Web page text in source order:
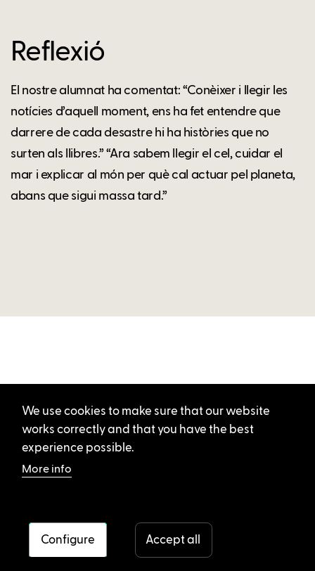
Reflexió
El nostre alumnat ha comentat: “Conèixer i llegir les
notícies d’aquell moment, ens ha fet entendre que
darrere de cada desastre hi ha històries que no
surten als llibres.” “Ara sabem llegir el cel, cuidar el
mar i explicar al món per què cal actuar pel planeta,
abans que sigui massa tard.”
We use cookies to make sure that our website
works correctly and that you have the best
experience possible.
More info
Configure Accept all